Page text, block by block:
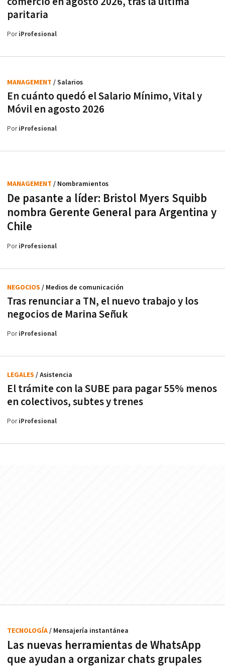
paritaria
PoriProfesional
En cuánto quedó el Salario Mínimo, Vital y
Móvil en agosto 2026
MANAGEMENT / Salarios
PoriProfesional
De pasante a líder: Bristol Myers Squibb
nombra Gerente General para Argentina y
Chile
MANAGEMENT / Nombramientos
PoriProfesional
Tras renunciar a TN, el nuevo trabajo y los
negocios de Marina Señuk
NEGOCIOS / Medios de comunicación
PoriProfesional
El trámite con la SUBE para pagar 55% menos
en colectivos, subtes y trenes
LEGALES / Asistencia
PoriProfesional
Las nuevas herramientas de WhatsApp
que ayudan a organizar chats grupales
TECNOLOGÍA/ Mensajería instantánea